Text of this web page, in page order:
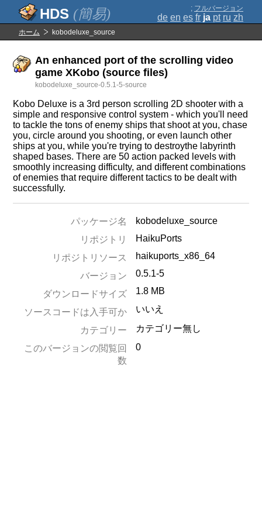
(簡易) ; フルバージョン
de en es fr ja pt ru zh
ホーム kobodeluxe_source
An enhanced port of the scrolling video
game XKobo (source files)
kobodeluxe_source-0.5.1-5-source
Kobo Deluxe is a 3rd person scrolling 2D shooter with a
simple and responsive control system - which you'll need
to tackle the tons of enemy ships that shoot at you, chase
you, circle around you shooting, or even launch other
ships at you, while you're trying to destroythe labyrinth
shaped bases. There are 50 action packed levels with
smoothly increasing difficulty, and different combinations
of enemies that require different tactics to be dealt with
successfully.
パッケージ名
kobodeluxe_source
リポジトリ
HaikuPorts
リポジトリソース
haikuports_x86_64
バージョン
0.5.1-5
ダウンロードサイズ 1.8 MB
ソースコードは入手可か いいえ
カテゴリー
カテゴリー無し
このバージョンの閲覧回
数
0